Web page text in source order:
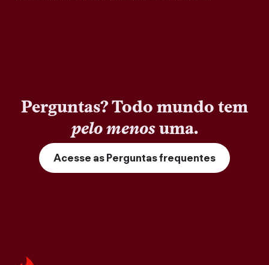
Perguntas? Todo mundo tem
pelo menosuma.
Acesse as Perguntas frequentes